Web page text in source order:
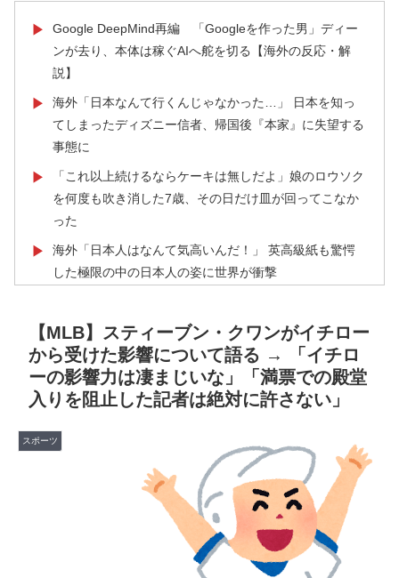
▶
Google DeepMind再編 「Googleを作った男」ディー
ンが去り、本体は稼ぐAIへ舵を切る【海外の反応・解
説】
▶
海外「日本なんて行くんじゃなかった…」 日本を知っ
てしまったディズニー信者、帰国後『本家』に失望する
事態に
▶
「これ以上続けるならケーキは無しだよ」娘のロウソク
を何度も吹き消した7歳、その日だけ皿が回ってこなか
った
▶
海外「日本人はなんて気高いんだ！」 英高級紙も驚愕
した極限の中の日本人の姿に世界が衝撃
国www」
▶ ワイの作った卵豆腐にいくら出せる？
▶
【海外の反応】アルゼンチン協会、FIFA会長に断固たる
支持を表明「隠す気もないんだなｗ」
▶ 外国人「日本の未来は安泰だ」16歳MF三井寺眞、衝撃
ゴール！久保建英超え歴代2位の記録！3得点に絡む活躍
で海外絶賛！【海外の反応】
韓国人「韓国サッカー協会の性接待報道、海外でも大騒
ぎに・・・2002年W杯4強の記録取り消しの声も」
→「マジで国の恥だ」「2002年まで疑う価値がある」
【MLB】スティーブン・クワンがイチロー
から受けた影響について語る → 「イチロ
ーの影響力は凄まじいな」「満票での殿堂
入りを阻止した記者は絶対に許さない」
スポーツ